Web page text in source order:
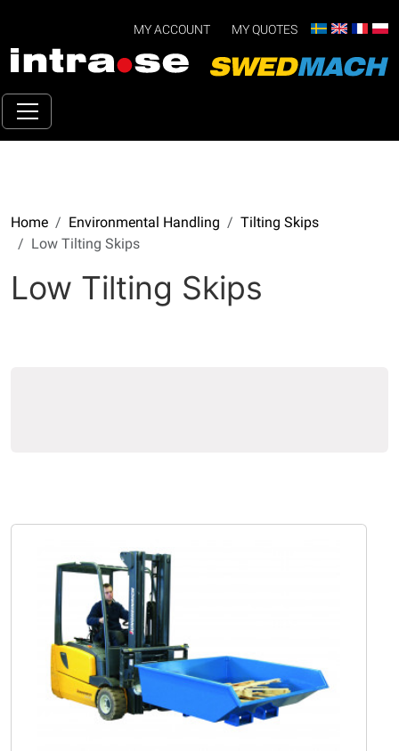
MY ACCOUNT MY QUOTES
Home Environmental Handling
Tilting Skips
Low Tilting Skips
Low Tilting Skips